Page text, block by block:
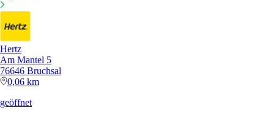
Hertz
Am Mantel 5
76646 Bruchsal
0,06 km
geöffnet